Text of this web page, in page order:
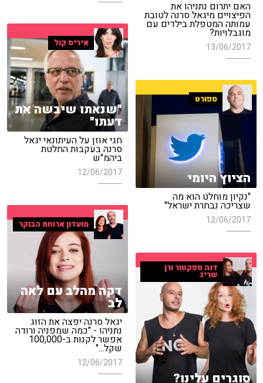
האם יתרום נתניהו את
הפיצויים מיגאל סרנה לטובת
עמותה המטפלת בילדים עם
מוגבלויות?
13/06/2017 איריס קול
"שנאתו שיבשה את
דעתו"
חגי אוזן על העיתונאי יגאל
סרנה בעקבות החלטת
ביהמ"ש
12/06/2017
ספורט
הציוץ היומי
"נקיון מוחלט הוא מה
שצריכה נבחרת ישראל"
12/06/2017 מועדון ארוחת הבוקר
דקה מהלב עם לאה
לב
יגאל סרנה יפצה את הזוג
נתניהו - "כמה שמפניה ורודה
אפשר לקנות ב-100,000
שקל..."
12/06/2017
דנה ספקטור ורן
שריג
סוגרים עלינו?